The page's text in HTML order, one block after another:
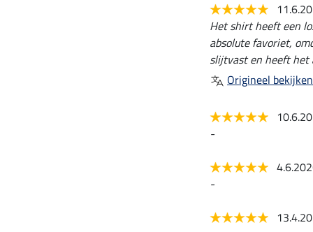
Het shirt heeft een
absolute favoriet,
slijtvast en heeft het
Origineel bekijken
-
-